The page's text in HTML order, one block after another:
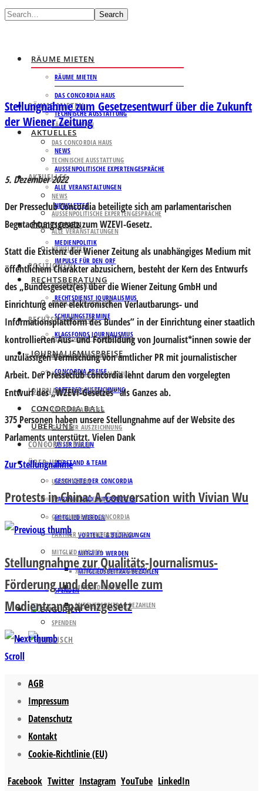
Search
RÄUME MIETEN
RÄUME MIETEN
DAS CONCORDIA HAUS
TECHNISCHE AUSSTATTUNG
AKTUELLES
NEWS
AUSSENPOLITISCHE EXPERTENGESPRÄCHE
ALLE VERANSTALTUNGEN
NEWSLETTER
POSITIONEN
MEDIENPOLITIK
IMPULSE FÜR DEN ORF
RECHTSBERATUNG
RECHTSDIENST JOURNALISMUS
SCHULUNGSTERMINE
KLAGSFONDS JOURNALISMUS
JOURNALISMUSPREISE
CONCORDIA PREISE
GATTERER AUSZEICHNUNG
CONCORDIA BALL
ÜBER UNS
UNSER VEREIN
VORSTAND & TEAM
GESCHICHTE DER CONCORDIA
PARTNER UND UNTERSTÜTZER
MITGLIED WERDEN
VORTEILE & BEDINGUNGEN
MITGLIED WERDEN
MITGLIEDSBEITRAG BEZAHLEN
SPENDEN
RÄUME MIETEN
RÄUME MIETEN
DAS CONCORDIA HAUS
TECHNISCHE AUSSTATTUNG
AKTUELLES
NEWS
AUSSENPOLITISCHE EXPERTENGESPRÄCHE
ALLE VERANSTALTUNGEN
NEWSLETTER
POSITIONEN
MEDIENPOLITIK
IMPULSE FÜR DEN ORF
RECHTSBERATUNG
RECHTSDIENST JOURNALISMUS
SCHULUNGSTERMINE
KLAGSFONDS JOURNALISMUS
JOURNALISMUSPREISE
CONCORDIA PREISE
GATTERER AUSZEICHNUNG
CONCORDIA BALL
ÜBER UNS
UNSER VEREIN
VORSTAND & TEAM
GESCHICHTE DER CONCORDIA
PARTNER UND UNTERSTÜTZER
MITGLIED WERDEN
VORTEILE & BEDINGUNGEN
MITGLIED WERDEN
MITGLIEDSBEITRAG BEZAHLEN
SPENDEN
Stellungnahme zum Gesetzesentwurf über die Zukunft
der Wiener Zeitung
5. Dezember 2022
Der Presseclub Concordia beteiligte sich am parlamentarischen
Begutachtungsgesetz zum WZEVI-Gesetz.
Statt die Existenz der Wiener Zeitung als unabhängiges Medium mit
öffentlichem Charakter abzusichern, besteht der Kern des Entwurfs
des „Bundesgesetz(es) über die Wiener Zeitung GmbH und
Einrichtung einer elektronischen Verlautbarungs- und
Informationsplattform des Bundes” in der Einrichtung einer staatlich
kontrollierten Aus- und Fortbildung von Journalist*innen sowie der
unzulässigen Vermischung von amtlicher PR mit journalistischer
Arbeit. Der Presseclub Concordia lehnt darum den vorgelegten
Entwurf des „WZEVI-Gesetzes“ als Ganzes ab.
375 Personen haben unsere Stellungnahme auf der Website des
Parlaments unterstützt. Vielen Dank
Zur Stellungnahme
Protests in China: A Conversation with Vivian Wu
Stellungnahme zur Qualitäts-Journalismus-
Förderung und der Novelle zum
Medientransparenzgesetz
Scroll
AGB
Impressum
Datenschutz
Kontakt
Cookie-Richtlinie (EU)
Facebook Twitter Instagram YouTube LinkedIn